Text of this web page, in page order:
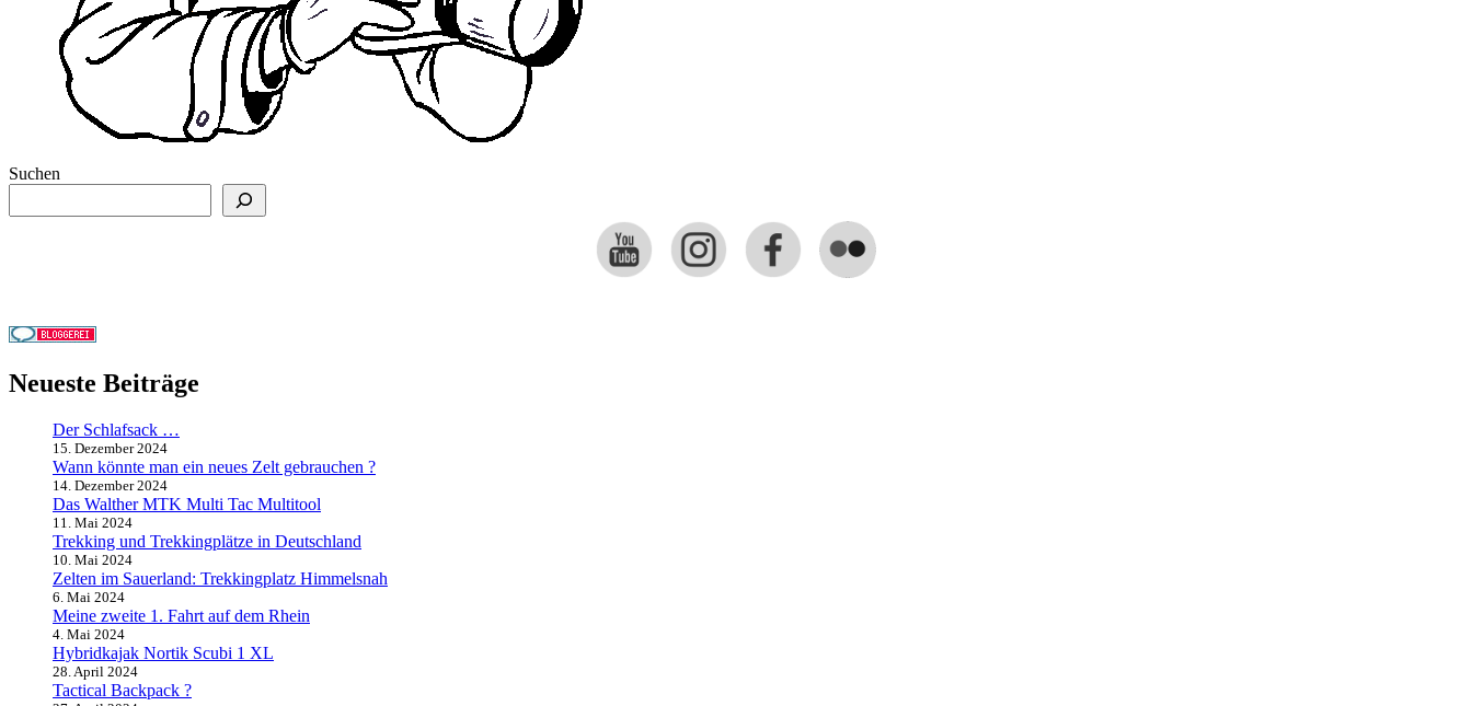
Suchen
Neueste Beiträge
Der Schlafsack …
15. Dezember 2024
Wann könnte man ein neues Zelt gebrauchen ?
14. Dezember 2024
Das Walther MTK Multi Tac Multitool
11. Mai 2024
Trekking und Trekkingplätze in Deutschland
10. Mai 2024
Zelten im Sauerland: Trekkingplatz Himmelsnah
6. Mai 2024
Meine zweite 1. Fahrt auf dem Rhein
4. Mai 2024
Hybridkajak Nortik Scubi 1 XL
28. April 2024
Tactical Backpack ?